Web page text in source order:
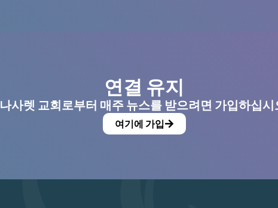
연결 유지
나사렛 교회로부터 매주 뉴스를 받으려면 가입하십시
여기에 가입